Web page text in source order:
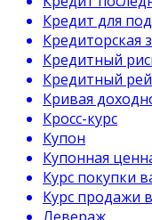
Кредит для
Кредиторская
Кредитный
Кредитный
Кривая
Кросс-курс
Купон
Купонная
Курс покупки
Курс продажи